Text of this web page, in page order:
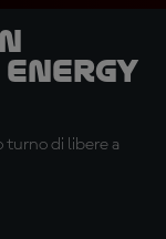
turno di libere a